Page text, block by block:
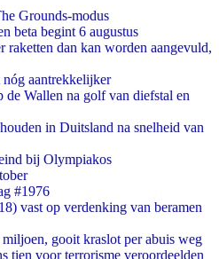
Grounds-modus
beta begint 6 augustus
raketten dan kan worden aangevuld,
aantrekkelijker
Wallen na golf van diefstal en
in Duitsland na snelheid van
bij Olympiakos
#1976
vast op verdenking van beramen
gooit kraslot per abuis weg
tien voor terrorisme veroordeelden